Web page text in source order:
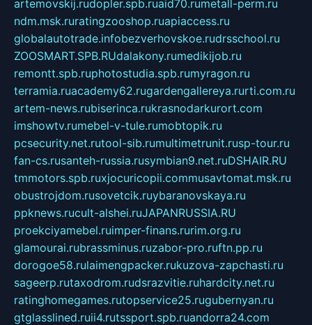
artemovskij.rudopler.spb.ruaid70.rumetall-perm.ru
ndm.msk.ruratingzooshop.ruapiaccess.ru
globalautotrade.infobezverhovskoe.rudrsschool.ru
ZOOSMART.SPB.RUdalakony.rumedikijob.ru
remontt.spb.ruphotostudia.spb.rumyragon.ru
terramia.ruacademy62.rugardengallereya.rurti.com.ru
artem-news.rubiserinca.rukrasnodarkurort.com
imshowtv.rumebel-v-tule.rumobtopik.ru
pcsecurity.net.rutool-sib.rumultimetrunit.rusp-tour.ru
fan-cs.rusanteh-russia.rusymbian9.net.ruDSHAIR.RU
tmmotors.spb.ruxjocuricopii.commusavtomat.msk.ru
obustrojdom.rusovetcik.ruybaranovskaya.ru
ppknews.rucult-alshei.ruJAPANRUSSIA.RU
proekciyamebel.ruimper-finans.rurim.org.ru
glamourai.rubrassminus.ruzabor-pro.ruftn.pp.ru
dorogoe58.rulaimengpacker.rukuzova-zapchasti.ru
sageerp.rutaxodrom.rudsrazvitie.ruhardcity.net.ru
ratinghomegames.rutopservice25.rugubernyan.ru
gtglasslined.ruii4.rutssport.spb.ruandorra24.com